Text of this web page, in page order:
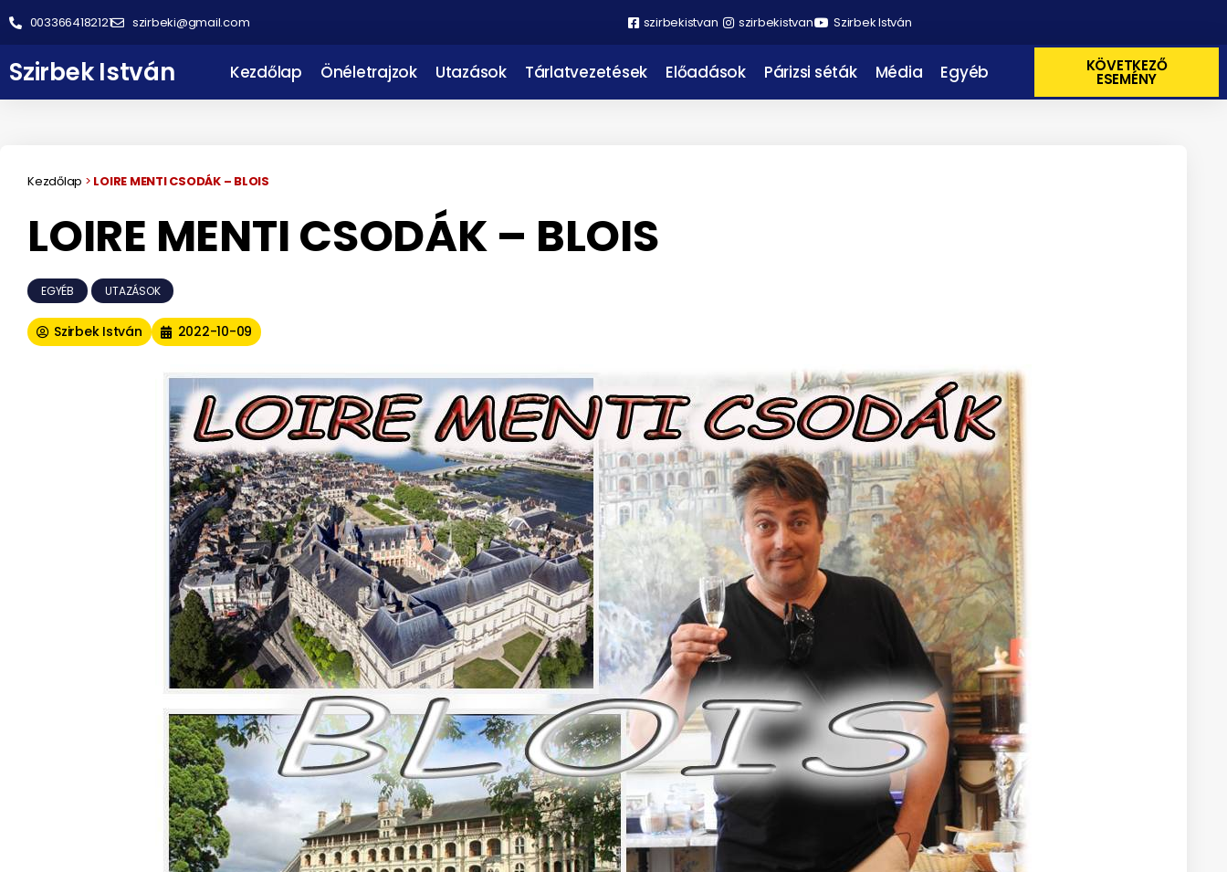
0033664182121 szirbeki@gmail.com szirbekistvan szirbekistvan Szirbek István
Szirbek István Kezdőlap Önéletrajzok Utazások Tárlatvezetések Előadások Párizsi séták Média Egyéb KÖVETKEZŐ
ESEMÉNY
Kezdőlap > LOIRE MENTI CSODÁK – BLOIS
LOIRE MENTI CSODÁK – BLOIS
EGYÉB , UTAZÁSOK
Szirbek István 2022-10-09